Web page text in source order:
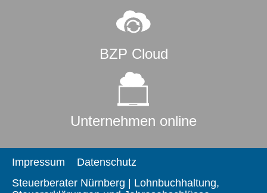
BZP Cloud
Unternehmen online
Impressum
Datenschutz
Steuerberater Nürnberg | Lohnbuchhaltung,